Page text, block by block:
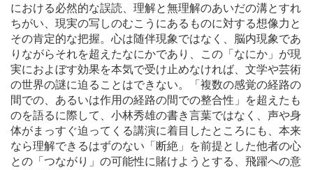
における必然的な誤読、理解と無理解のあいだの溝とすれ
ちがい、現実の写しのむこうにあるものに対する想像力と
その肯定的な把握。心は随伴現象ではなく、脳内現象であ
りながらそれを超えたなにかであり、この「なにか」が現
実におよぼす効果を本気で受け止めなければ、文学や芸術
の世界の謎に迫ることはできない。「複数の感覚の経路の
間での、あるいは作用の経路の間での整合性」を超えたも
のを語るに際して、小林秀雄の書き言葉ではなく、声や身
体がまっすぐ迫ってくる講演に着目したところにも、本来
なら理解できるはずのない「断絶」を前提とした他者の心
との「つながり」の可能性に賭けようとする、飛躍への意